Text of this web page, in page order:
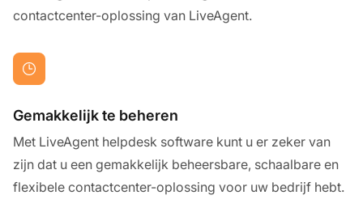
contactcenter-oplossing van LiveAgent.
Gemakkelijk te beheren
Met LiveAgent helpdesk software kunt u er zeker van
zijn dat u een gemakkelijk beheersbare, schaalbare en
flexibele contactcenter-oplossing voor uw bedrijf hebt.